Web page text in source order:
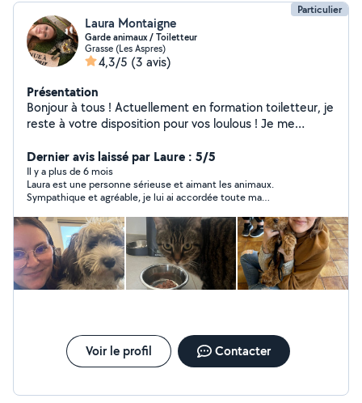
Particulier
Laura Montaigne
Garde animaux / Toiletteur
Grasse (Les Aspres)
4,3/5 (3 avis)
Présentation
Bonjour à tous ! Actuellement en formation toiletteur, je
reste à votre disposition pour vos loulous ! Je me
pendant vos absences !
Dernier avis laissé par Laure : 5/5
Il y a plus de 6 mois
Laura est une personne sérieuse et aimant les animaux.
Sympathique et agréable, je lui ai accordée toute ma
conseille vivement !
Voir le profil Contacter